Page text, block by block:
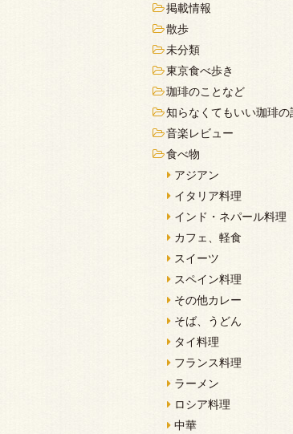
掲載情報
散歩
未分類
東京食べ歩き
珈琲のことなど
知らなくてもいい珈琲の
音楽レビュー
食べ物
アジアン
イタリア料理
インド・ネパール料理
カフェ、軽食
スイーツ
スペイン料理
その他カレー
そば、うどん
タイ料理
フランス料理
ラーメン
ロシア料理
中華